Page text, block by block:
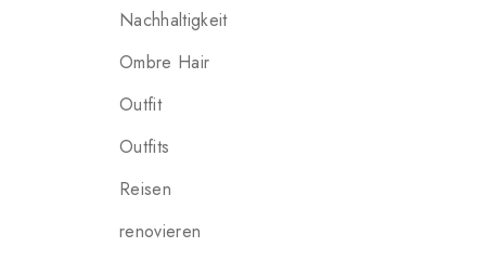
Nachhaltigkeit
Ombre Hair
Outfit
Outfits
Reisen
renovieren